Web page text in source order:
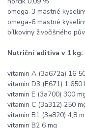
omega-3 mastné
omega-6 mastné
bílkoviny živočišného
Nutriční aditiva v 1 kg:
vitamin A (3a672a) 16
vitamin D3 (E671) 1 650
vitamin E (3a700) 300
vitamin C (3a312) 250
vitamin B1 (3a820) 4,8
vitamin B2 6 mg